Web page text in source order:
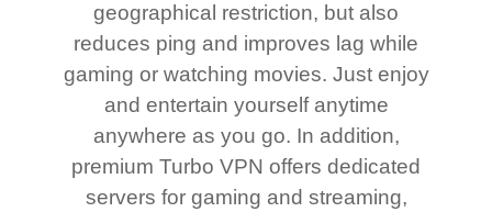
geographical restriction, but also
reduces ping and improves lag while
gaming or watching movies. Just enjoy
and entertain yourself anytime
anywhere as you go. In addition,
premium Turbo VPN offers dedicated
servers for gaming and streaming,